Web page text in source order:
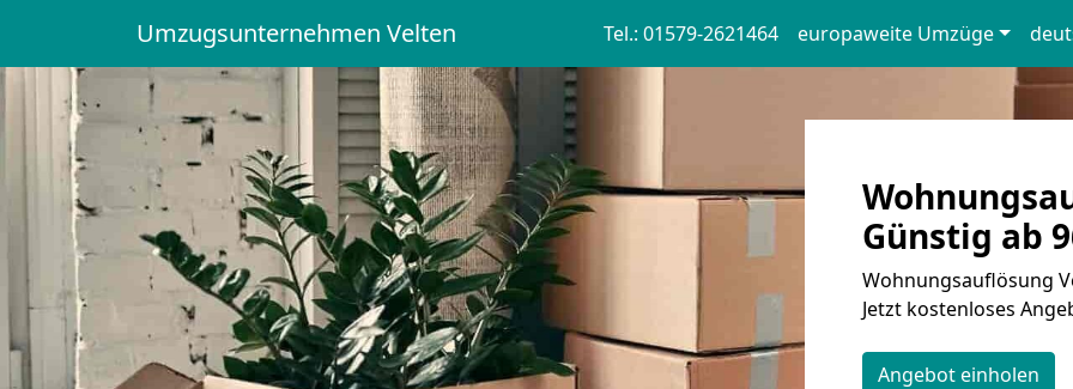
Umzugsunternehmen Velten Tel.: 01579-2621464 europaweite Umzüge
Günstig ab
Wohnungsauflösung
Jetzt kostenloses
Angebot einholen